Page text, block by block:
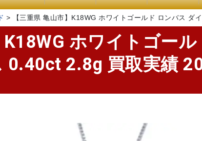
> 【三重県 亀山市】K18WG ホワイトゴールド ロンバス
K18WG ホワイトゴー
0.40ct 2.8g 買取実績